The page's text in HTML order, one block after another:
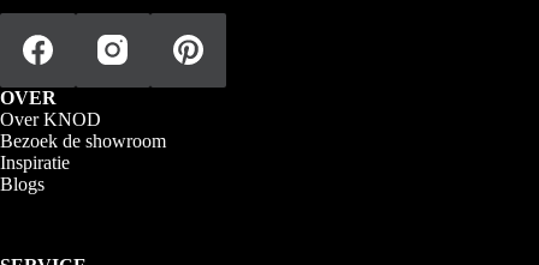
OVER
Over KNOD
Bezoek de showroom
Inspiratie
Blogs